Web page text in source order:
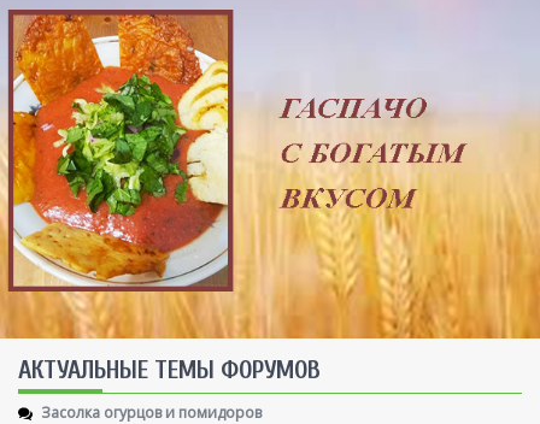
AКТУАЛЬНЫЕ ТЕМЫ ФОРУМОВ
Засолка огурцов и помидоров